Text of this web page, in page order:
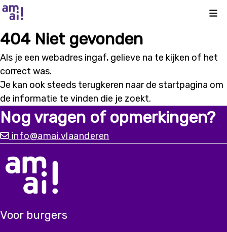
404 Niet gevonden
Als je een webadres ingaf, gelieve na te kijken of het
correct was.
Je kan ook steeds terugkeren naar de startpagina om
de informatie te vinden die je zoekt.
Nog vragen of opmerkingen?
info@amai.vlaanderen
Voor burgers